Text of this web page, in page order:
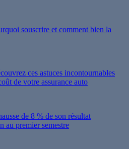
souscrire et comment bien la
ces astuces incontournables
de votre assurance auto
de 8 % de son résultat
au premier semestre